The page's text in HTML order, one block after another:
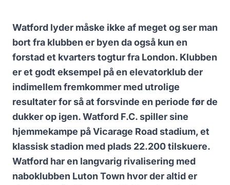
Watford lyder måske ikke af meget og ser man
bort fra klubben er byen da også kun en
forstad et kvarters togtur fra London. Klubben
er et godt eksempel på en elevatorklub der
indimellem fremkommer med utrolige
resultater for så at forsvinde en periode før de
dukker op igen. Watford F.C. spiller sine
hjemmekampe på Vicarage Road stadium, et
klassisk stadion med plads 22.200 tilskuere.
Watford har en langvarig rivalisering med
naboklubben Luton Town hvor der altid er